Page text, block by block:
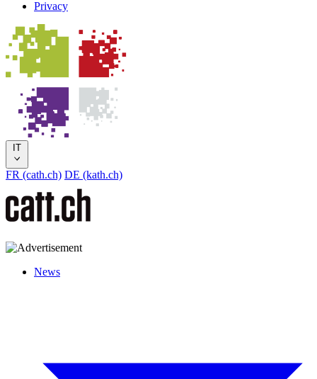
Privacy
IT
FR (cath.ch) DE (kath.ch)
News